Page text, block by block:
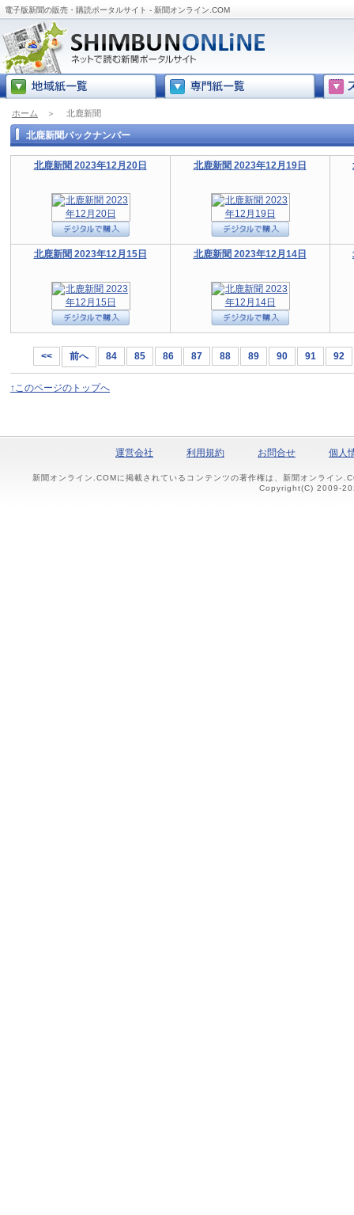
電子版新聞の販売・購読ポータルサイト - 新聞オンライン.COM
ホーム ＞ 北鹿新聞
北鹿新聞バックナンバー
北鹿新聞 2023年12月20日 北鹿新聞 2023年12月19日
北鹿新聞 2023年12月15日 北鹿新聞 2023年12月14日
<< 前へ 84 85 86 87 88 89 90 91 92
↑このページのトップへ
運営会社 利用規約 お問合せ 個人
新聞オンライン.COMに掲載されているコンテンツの著作権は、新聞オンライン
Copyright(C) 2009-